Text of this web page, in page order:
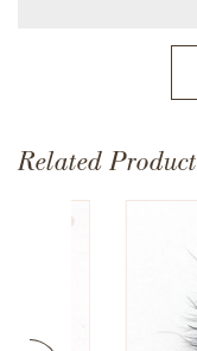
Related Product